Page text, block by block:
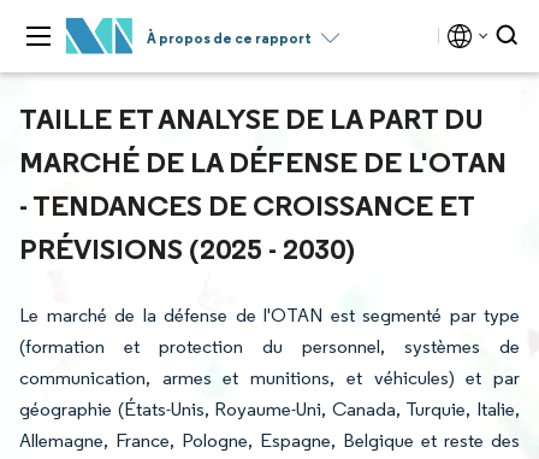
À propos de ce rapport
TAILLE ET ANALYSE DE LA PART DU
MARCHÉ DE LA DÉFENSE DE L'OTAN
- TENDANCES DE CROISSANCE ET
PRÉVISIONS (2025 - 2030)
Le marché de la défense de l'OTAN est segmenté par type
(formation et protection du personnel, systèmes de
communication, armes et munitions, et véhicules) et par
géographie (États-Unis, Royaume-Uni, Canada, Turquie, Italie,
Allemagne, France, Pologne, Espagne, Belgique et reste des